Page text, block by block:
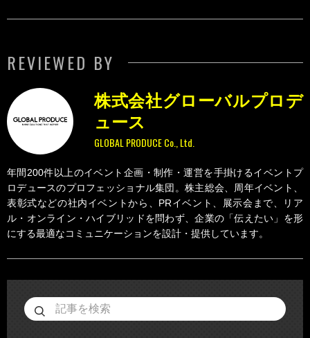
REVIEWED BY
GLOBAL PRODUCE Co., Ltd.
株式会社グローバルプロデ
ュース
年間200件以上のイベント企画・制作・運営を手掛けるイベントプ
ロデュースのプロフェッショナル集団。株主総会、周年イベント、
表彰式などの社内イベントから、PRイベント、展示会まで、リア
ル・オンライン・ハイブリッドを問わず、企業の「伝えたい」を形
にする最適なコミュニケーションを設計・提供しています。